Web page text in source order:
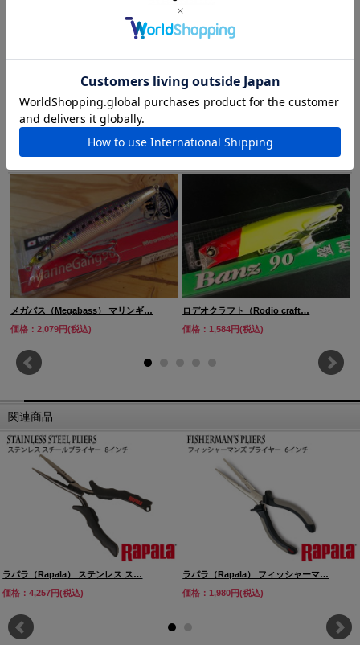
友達にメールですすめる
この商品を購入した人は他にこの商品も購入しています
メガバス（Megabass） マリンギ…
価格：2,079円(税込)
ロデオクラフト（Rodio craft…
価格：1,584円(税込)
関連商品
ラパラ（Rapala） ステンレス ス…
価格：4,257円(税込)
ラパラ（Rapala） フィッシャーマ…
価格：1,980円(税込)